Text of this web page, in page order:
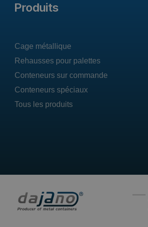
Produits
Cage métallique
Rehausses pour palettes
Conteneurs sur commande
Conteneurs spéciaux
Tous les produits